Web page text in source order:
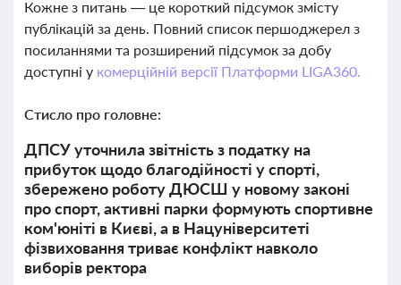
Кожне з питань — це короткий підсумок змісту
публікацій за день. Повний список першоджерел з
посиланнями та розширений підсумок за добу
доступні у комерційній версії Платформи LIGA360.
Стисло про головне:
ДПСУ уточнила звітність з податку на
прибуток щодо благодійності у спорті,
збережено роботу ДЮСШ у новому законі
про спорт, активні парки формують спортивне
ком'юніті в Києві, а в Нацуніверситеті
фізвиховання триває конфлікт навколо
виборів ректора